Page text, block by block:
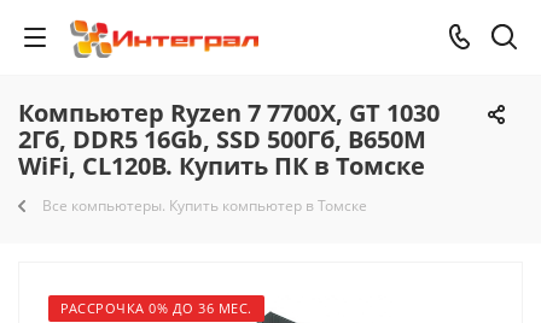
Компьютер Ryzen 7 7700X, GT 1030
2Гб, DDR5 16Gb, SSD 500Гб, B650M
WiFi, CL120B. Купить ПК в Томске
Все компьютеры. Купить компьютер в Томске
РАССРОЧКА 0% ДО 36 МЕС.